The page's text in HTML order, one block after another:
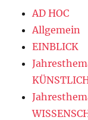
AD HOC
Allgemein
EINBLICK